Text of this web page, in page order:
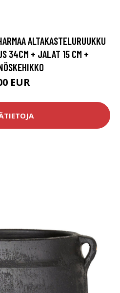
ALTAKASTELURUUKKU
34CM + JALAT 15 CM +
EUR